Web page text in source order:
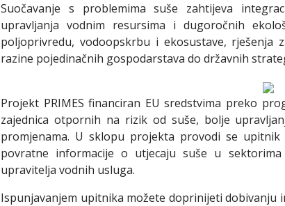
Suočavanje s problemima suše zahtijeva
upravljanja vodnim resursima i dugoročnih
poljoprivredu, vodoopskrbu i ekosustave,
razine pojedinačnih gospodarstava do državnih
Projekt PRIMES financiran EU sredstvima preko
zajednica otpornih na rizik od suše, bolje
promjenama. U sklopu projekta provodi se
povratne informacije o utjecaju suše u
upravitelja vodnih usluga.
Ispunjavanjem upitnika možete doprinijeti dobivanju